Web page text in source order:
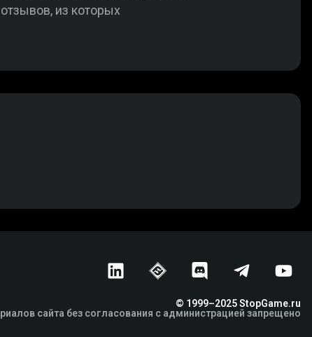
из которых
© 1999–2025 StopGame.ru
сайта без согласования с администрацией запрещено